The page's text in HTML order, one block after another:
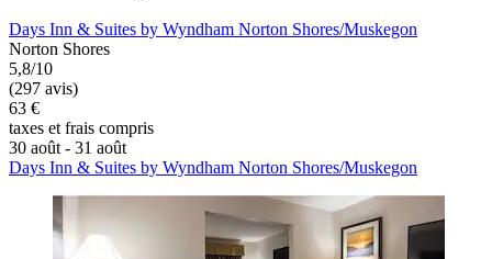
Days Inn & Suites by Wyndham Norton Shores/Muskegon
Norton Shores
5,8/10
(297 avis)
63 €
taxes et frais compris
30 août - 31 août
Days Inn & Suites by Wyndham Norton Shores/Muskegon